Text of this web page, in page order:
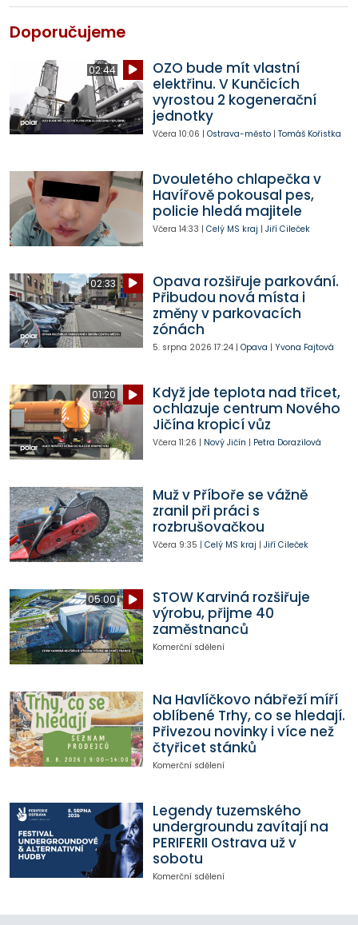
Doporučujeme
02:44
OZO bude mít vlastní
elektřinu. V Kunčicích
vyrostou 2 kogenerační
jednotky
Včera 10:06 | Ostrava-město| Tomáš Kořistka
Dvouletého chlapečka v
Havířově pokousal pes,
policie hledá majitele
Včera 14:33 | Celý MS kraj | Jiří Cileček
02:33
Opava rozšiřuje parkování.
Přibudou nová místa i
změny v parkovacích
zónách
5. srpna 2026 17:24| Opava | Yvona Fajtová
01:20
Když jde teplota nad třicet,
ochlazuje centrum Nového
Jičína kropicí vůz
Včera 11:26 | Nový Jičín | Petra Dorazilová
Muž v Příboře se vážně
zranil při práci s
rozbrušovačkou
Včera 9:35 | Celý MS kraj | Jiří Cileček
05:00
STOW Karviná rozšiřuje
výrobu, přijme 40
zaměstnanců
Komerční sdělení
Na Havlíčkovo nábřeží míří
oblíbené Trhy, co se hledají.
Přivezou novinky i více než
čtyřicet stánků
Komerční sdělení
Legendy tuzemského
undergroundu zavítají na
PERIFERII Ostrava už v
sobotu
Komerční sdělení